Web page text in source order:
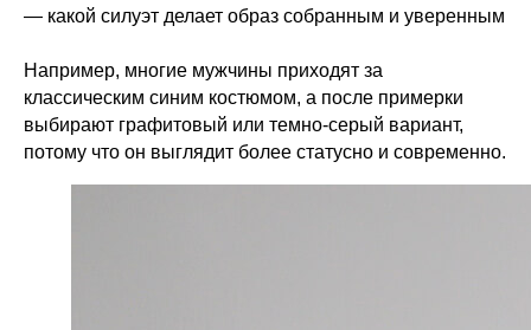
— какой силуэт делает образ собранным и уверенным
Например, многие мужчины приходят за
классическим синим костюмом, а после примерки
выбирают графитовый или темно-серый вариант,
потому что он выглядит более статусно и современно.